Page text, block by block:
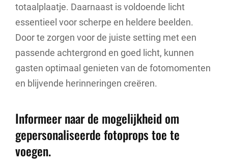
totaalplaatje. Daarnaast is voldoende licht
essentieel voor scherpe en heldere beelden.
Door te zorgen voor de juiste setting met een
passende achtergrond en goed licht, kunnen
gasten optimaal genieten van de fotomomenten
en blijvende herinneringen creëren.
Informeer naar de mogelijkheid om
gepersonaliseerde fotoprops toe te
voegen.